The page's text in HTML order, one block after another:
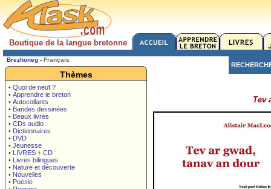
Boutique de la langue bretonne
Brezhoneg - Français
Thèmes
• Quoi de neuf ?
• Apprendre le breton
• Autocollants
• Bandes dessinées
• Beaux livres
• CDs audio
• Dictionnaires
• DVD
• Jeunesse
• LIVRES + CD
• Livres bilingues
• Nature et découverte
• Nouvelles
• Poésie
Tev